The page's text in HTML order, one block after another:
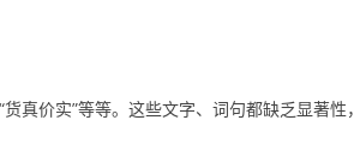
真价实”等等。这些文字、词句都缺乏显著性，